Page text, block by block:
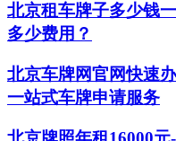
北京租车牌子多少钱
多少费用？
北京车牌网官网快速
一站式车牌申请服务